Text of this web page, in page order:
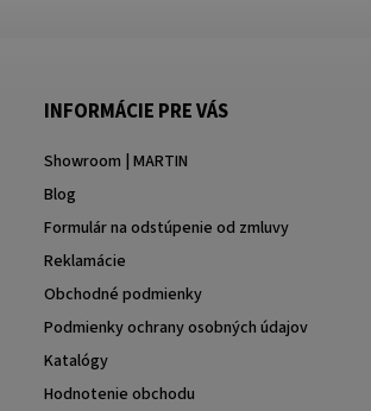
INFORMÁCIE PRE VÁS
Showroom | MARTIN
Blog
Formulár na odstúpenie od zmluvy
Reklamácie
Obchodné podmienky
Podmienky ochrany osobných údajov
Katalógy
Hodnotenie obchodu